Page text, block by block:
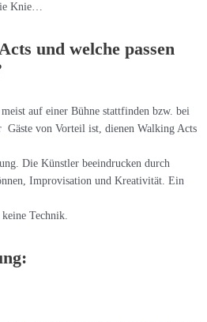
Knie…
und welche passen
auf einer Bühne stattfinden bzw. bei
Gäste von Vorteil ist, dienen Walking Acts
Die Künstler beeindrucken durch
Improvisation und Kreativität. Ein
Technik.